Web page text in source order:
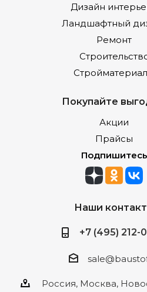
Дизайн
Ландшафтный
Ремонт
Покупайте
Акции
Прайсы
Подпишитесь
Наши
+7 (495) 212-
Россия, Москва,